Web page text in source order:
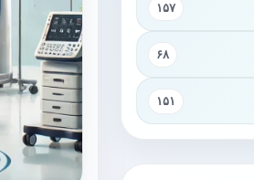
۱۵۷
۶۸
۱۵۱